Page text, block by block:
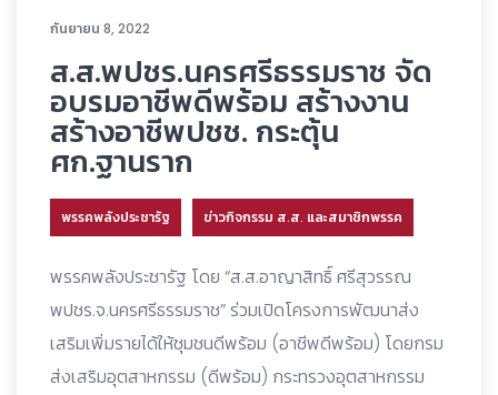
กันยายน 8, 2022
ส.ส.พปชร.นครศรีธรรมราช จัด
อบรมอาชีพดีพร้อม สร้างงาน
สร้างอาชีพปชช. กระตุ้น
ศก.ฐานราก
พรรคพลังประชารัฐ ข่าวกิจกรรม ส.ส. และสมาชิกพรรค
พรรคพลังประชารัฐ โดย “ส.ส.อาญาสิทธิ์ ศรีสุวรรณ
พปชร.จ.นครศรีธรรมราช” ร่วมเปิดโครงการพัฒนาส่ง
เสริมเพิ่มรายได้ให้ชุมชนดีพร้อม (อาชีพดีพร้อม) โดยกรม
ส่งเสริมอุตสาหกรรม (ดีพร้อม) กระทรวงอุตสาหกรรม